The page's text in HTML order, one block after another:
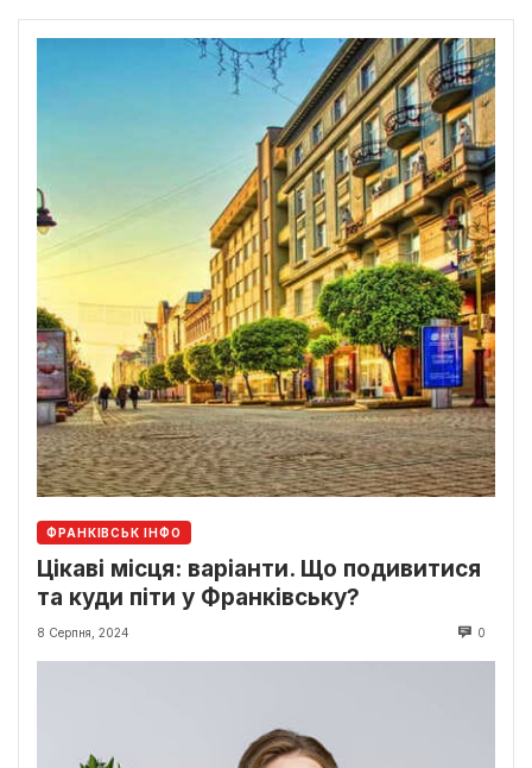
ФРАНКІВСЬК ІНФО
Цікаві місця: варіанти. Що подивитися
та куди піти у Франківську?
8 Серпня, 2024 0